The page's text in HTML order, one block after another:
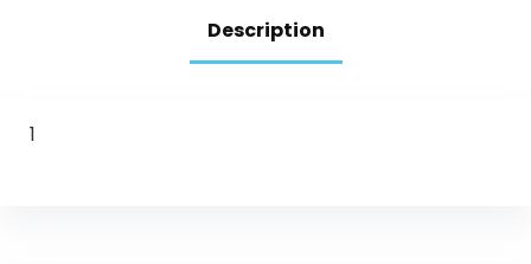
eenvoudige
montage,
industrieel design,
Description
1